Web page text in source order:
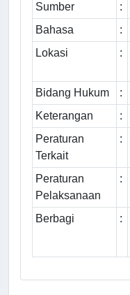
Sumber :
Bahasa
:
Lokasi
:
Bidang Hukum
:
Keterangan
:
Peraturan
Terkait
:
Peraturan
Pelaksanaan
:
Berbagi :